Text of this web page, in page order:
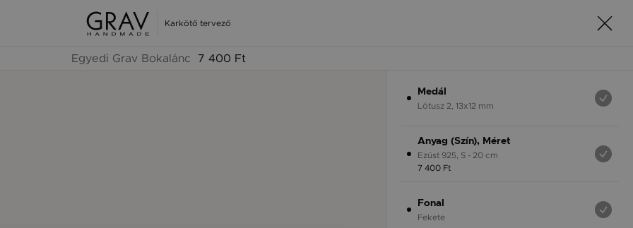
Karkötő tervező
Egyedi Grav Bokalánc 7 400 Ft
Medál
Lótusz 2, 13x12 mm
Anyag (Szín), Méret
Ezüst 925, S - 20 cm
7 400 Ft
Fonal
Fekete